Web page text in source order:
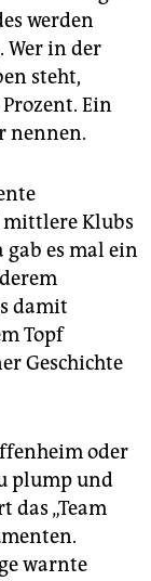
werden
Wer in der
steht,
Ein
nennen.
Klubs
es mal ein
damit
Topf
Geschichte
oder
plump und
das „Team
warnte